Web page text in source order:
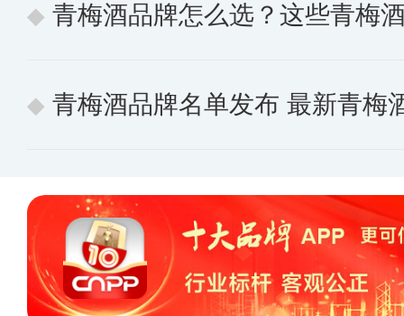
青梅酒品牌怎么选？这些青梅
青梅酒品牌名单发布 最新青梅